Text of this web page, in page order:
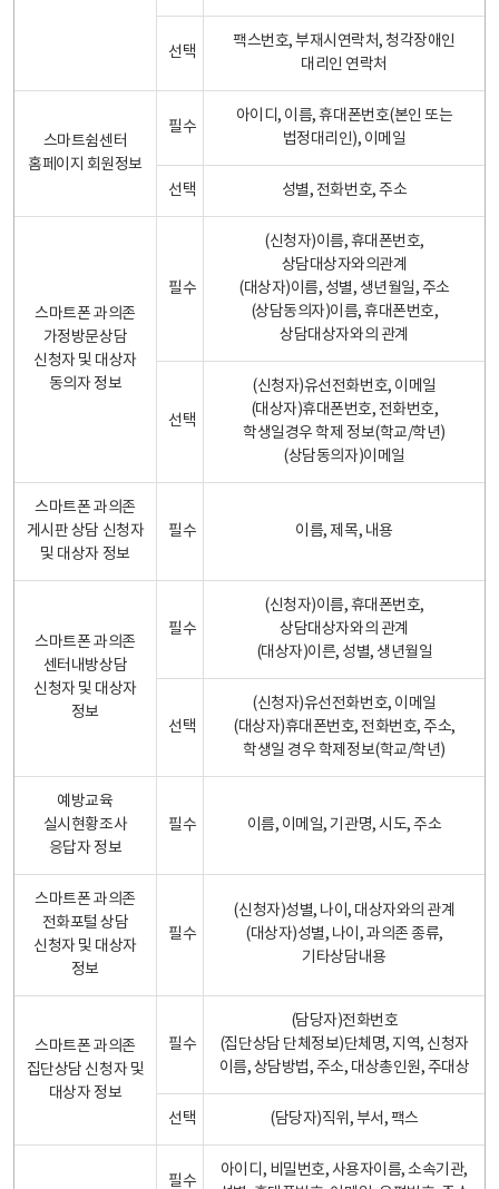
선택
팩스번호, 부재시연락처, 청각장애인
대리인 연락처
스마트쉼센터
홈페이지 회원정보
필수
아이디, 이름, 휴대폰번호(본인 또는
법정대리인), 이메일
선택 성별, 전화번호, 주소
스마트폰 과의존
가정방문상담
신청자 및 대상자
동의자 정보
필수
(신청자)이름, 휴대폰번호,
상담대상자와의관계
(대상자)이름, 성별, 생년월일, 주소
(상담동의자)이름, 휴대폰번호,
상담대상자와의 관계
선택
(신청자)유선전화번호, 이메일
(대상자)휴대폰번호, 전화번호,
학생일경우 학제 정보(학교/학년)
(상담동의자)이메일
스마트폰 과의존
게시판 상담 신청자
및 대상자 정보
필수 이름, 제목, 내용
스마트폰 과의존
센터내방상담
신청자 및 대상자
정보
필수
(신청자)이름, 휴대폰번호,
상담대상자와의 관계
(대상자)이른, 성별, 생년월일
선택
(신청자)유선전화번호, 이메일
(대상자)휴대폰번호, 전화번호, 주소,
학생일 경우 학제정보(학교/학년)
예방교육
실시현황조사
응답자 정보
필수 이름, 이메일, 기관명, 시도, 주소
스마트폰 과의존
전화포털 상담
신청자 및 대상자
정보
필수
(신청자)성별, 나이, 대상자와의 관계
(대상자)성별, 나이, 과의존 종류,
기타상담내용
스마트폰 과의존
집단상담 신청자 및
대상자 정보
필수
(담당자)전화번호
(집단상담 단체정보)단체명, 지역, 신청자
이름, 상담방법, 주소, 대상총인원, 주대상
선택 (담당자)직위, 부서, 팩스
필수
아이디, 비밀번호, 사용자이름, 소속기관,